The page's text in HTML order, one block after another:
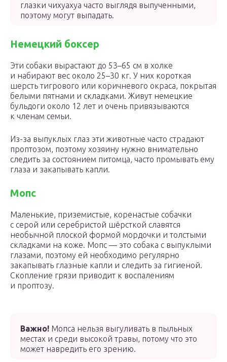
глазки чихуахуа часто выглядя выпученными,
поэтому могут выпадать.
Немецкий боксер
Эти собаки вырастают до 53–65 см в холке
и набирают вес около 25–30 кг. У них короткая
шерсть тигрового или коричневого окраса, покрытая
белыми пятнами и складками. Живут немецкие
бульдоги около 12 лет и очень привязываются
к членам семьи.
Из-за выпуклых глаз эти животные часто страдают
проптозом, поэтому хозяину нужно внимательно
следить за состоянием питомца, часто промывать ему
глаза и закапывать капли.
Мопс
Маленькие, приземистые, коренастые собачки
с серой или серебристой шёрсткой славятся
необычной плоской формой мордочки и толстыми
складками на коже. Мопс — это собака с выпуклыми
глазами, поэтому ей необходимо регулярно
закапывать глазные капли и следить за гигиеной.
Скопление грязи приводит к воспалениям
и проптозу.
Важно! Мопса нельзя выгуливать в пыльных
местах и среди высокой травы, потому что это
может навредить его зрению.